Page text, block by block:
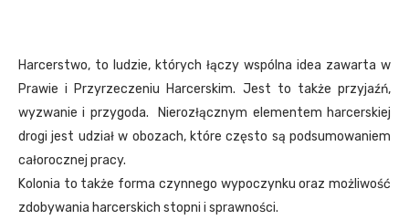
Harcerstwo, to ludzie, których łączy wspólna idea zawarta w
Prawie i Przyrzeczeniu Harcerskim. Jest to także przyjaźń,
wyzwanie i przygoda. Nierozłącznym elementem harcerskiej
drogi jest udział w obozach, które często są podsumowaniem
całorocznej pracy.
Kolonia to także forma czynnego wypoczynku oraz możliwość
zdobywania harcerskich stopni i sprawności.